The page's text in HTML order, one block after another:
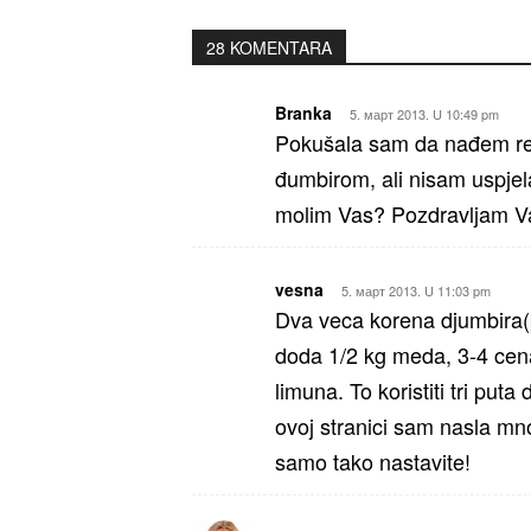
28 KOMENTARA
Branka 5. март 2013. U 10:49 pm
Pokušala sam da nađem
đumbirom, ali nisam
molim Vas? Pozdravljam
vesna 5. март 2013. U 11:03 pm
Dva veca korena
doda 1/2 kg meda, 3-4
limuna. To koristiti tri puta
ovoj stranici sam nasla
samo tako nastavite!